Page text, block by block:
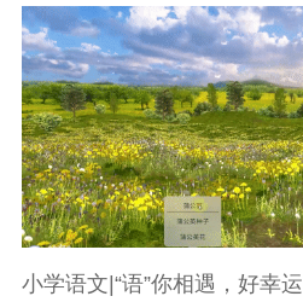
小学语文|“语”你相遇，好幸运